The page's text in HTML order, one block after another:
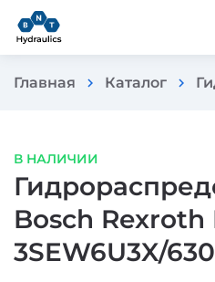
Главная chevron_right Каталог chevron_right
В НАЛИЧИИ
Bosch Rexroth
3SEW6U3X/